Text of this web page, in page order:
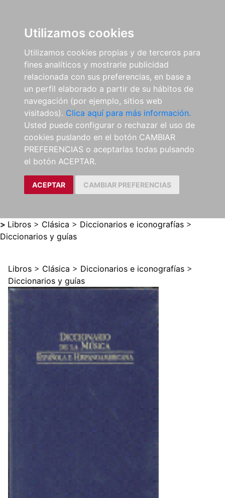
Utilizamos cookies
Utilizamos cookies propias y de terceros para
fines analíticos y mostrarle publicidad
relacionada con sus preferencias, en base a
un perfil elaborado a partir de su hábitos de
navegación (por ejemplo, sitios web
visitados). Clica aquí para más información.
Usted puede configurar o rechazar el uso de
cookies puslando en el botón CAMBIAR
PREFERENCIAS o aceptarlas todas pulsando
el botón ACEPTAR.
ACEPTAR CAMBIAR PREFERENCIAS
> Libros > Clásica > Diccionarios e iconografías >
Diccionarios y guías
Libros > Clásica > Diccionarios e iconografías >
Diccionarios y guías